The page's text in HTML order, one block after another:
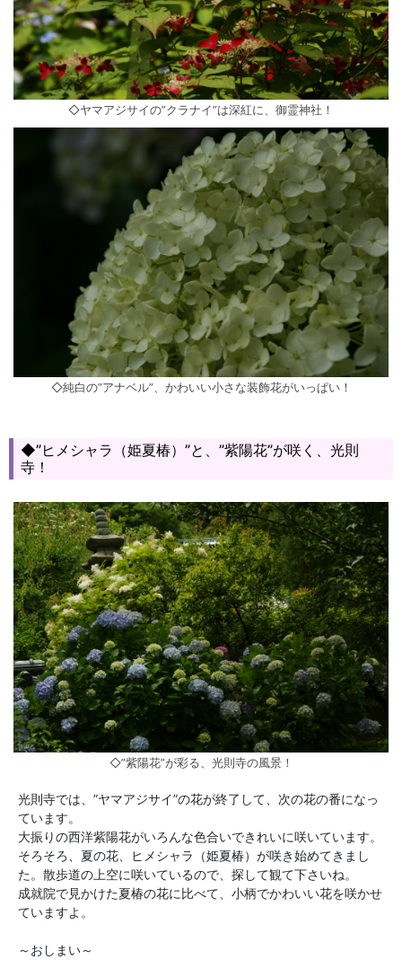
◇ヤマアジサイの”クラナイ”は深紅に、御霊神社！
◇純白の”アナベル”、かわいい小さな装飾花がいっぱい！
◆”ヒメシャラ（姫夏椿）”と、”紫陽花”が咲く、光則
寺！
◇”紫陽花”が彩る、光則寺の風景！
光則寺では、”ヤマアジサイ”の花が終了して、次の花の番になっ
ています。
大振りの西洋紫陽花がいろんな色合いできれいに咲いています。
そろそろ、夏の花、ヒメシャラ（姫夏椿）が咲き始めてきまし
た。散歩道の上空に咲いているので、探して観て下さいね。
成就院で見かけた夏椿の花に比べて、小柄でかわいい花を咲かせ
ていますよ。
～おしまい～